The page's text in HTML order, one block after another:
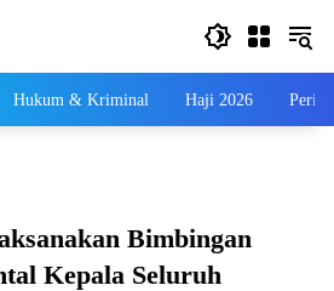
Hukum & Kriminal Haji 2026
Bimbingan
Kepala Seluruh